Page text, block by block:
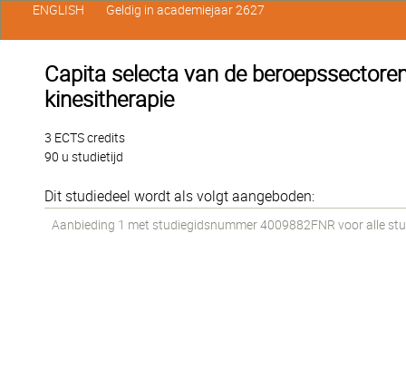
Capita selecta van de
kinesitherapie
3 ECTS credits
90 u studietijd
Dit studiedeel wordt als volgt aangeboden:
Aanbieding 1 met studiegidsnummer 4009882FNR voor alle
ENGLISH Geldig in academiejaar 2627